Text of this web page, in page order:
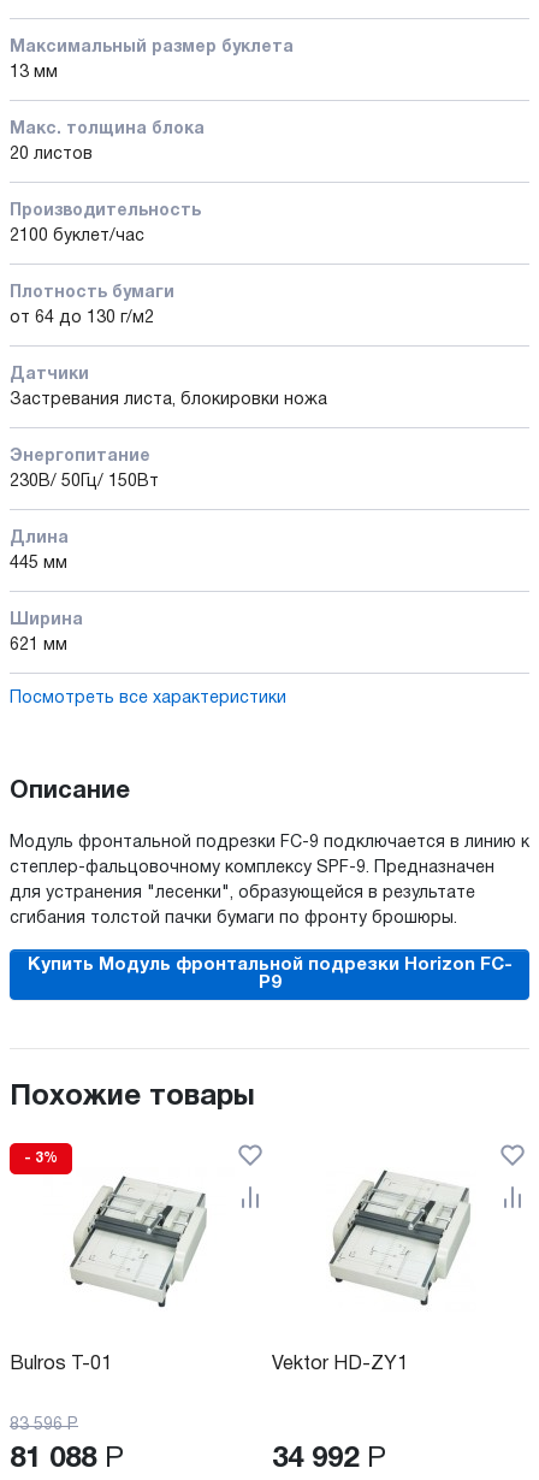
Максимальный размер буклета
13 мм
Макс. толщина блока
20 листов
Производительность
2100 буклет/час
Плотность бумаги
от 64 до 130 г/м2
Датчики
Застревания листа, блокировки ножа
Энергопитание
230В/ 50Гц/ 150Вт
Длина
445 мм
Ширина
621 мм
Посмотреть все характеристики
Описание
Модуль фронтальной подрезки FC-9 подключается в линию к
степлер-фальцовочному комплексу SPF-9. Предназначен
для устранения "лесенки", образующейся в результате
сгибания толстой пачки бумаги по фронту брошюры.
Купить Модуль фронтальной подрезки Horizon FC-
P9
Похожие товары
- 3%
Bulros T-01
83 596 Р
81 088 Р
Vektor HD-ZY1
34 992 Р